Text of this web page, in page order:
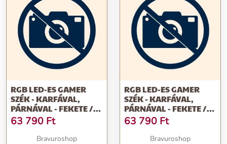
RGB LED-ES GAMER
SZÉK - KARFÁVAL,
PÁRNÁVAL - FEKETE /
PIROS
63 790 Ft
Bravuroshop
RGB LED-ES GAMER
SZÉK - KARFÁVAL,
PÁRNÁVAL - FEKETE /
ZÖLD
63 790 Ft
Bravuroshop